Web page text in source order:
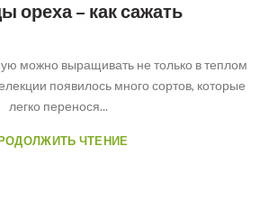
ореха – как сажать
можно выращивать не только в теплом
появилось много сортов, которые
легко перенося...
ЧТЕНИЕ